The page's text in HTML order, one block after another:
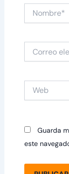
electrónico*
Guarda
este